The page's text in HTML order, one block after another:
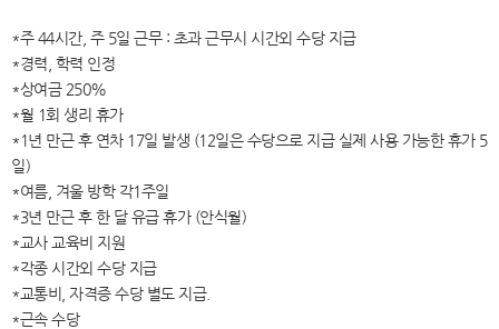
*주 44시간, 주 5일 근무 : 초과 근무시 시간외 수당 지급
*경력, 학력 인정
*상여금 250%
*월 1회 생리 휴가
*1년 만근 후 연차 17일 발생 (12일은 수당으로 지급 실제 사용 가능한 휴가 5
일)
*여름, 겨울 방학 각1주일
*3년 만근 후 한 달 유급 휴가 (안식월)
*교사 교육비 지원
*각종 시간외 수당 지급
*교통비, 자격증 수당 별도 지급.
*근속 수당